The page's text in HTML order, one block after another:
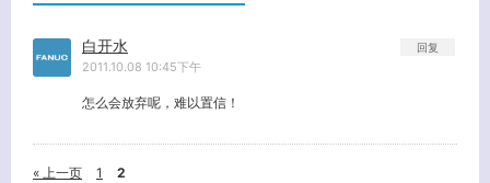
白开水
2011.10.08 10:45下午
怎么会放弃呢，难以置信！
回复
« 上一页 1 2